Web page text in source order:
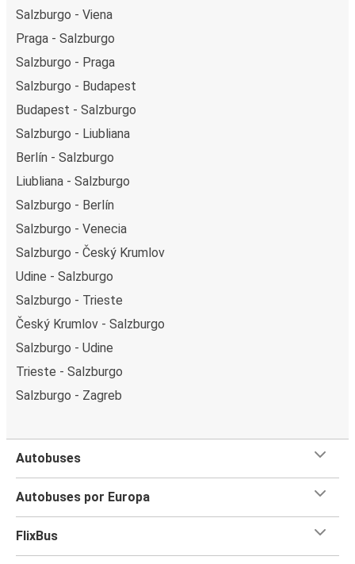
Salzburgo - Viena
Praga - Salzburgo
Salzburgo - Praga
Salzburgo - Budapest
Budapest - Salzburgo
Salzburgo - Liubliana
Berlín - Salzburgo
Liubliana - Salzburgo
Salzburgo - Berlín
Salzburgo - Venecia
Salzburgo - Český Krumlov
Udine - Salzburgo
Salzburgo - Trieste
Český Krumlov - Salzburgo
Salzburgo - Udine
Trieste - Salzburgo
Salzburgo - Zagreb
Autobuses
Autobuses por Europa
FlixBus